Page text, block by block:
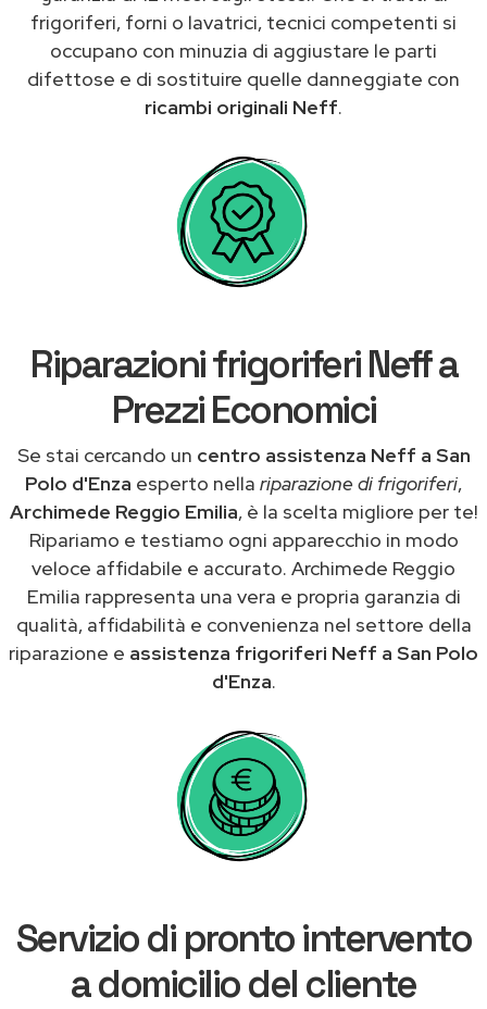
frigoriferi, forni o lavatrici, tecnici competenti si
occupano con minuzia di aggiustare le parti
difettose e di sostituire quelle danneggiate con
ricambi originali Neff.
Riparazioni frigoriferi Neff a
Prezzi Economici
Se stai cercando un centro assistenza Neff a San
Polo d'Enza esperto nella riparazione di frigoriferi,
Archimede Reggio Emilia, è la scelta migliore per te!
Ripariamo e testiamo ogni apparecchio in modo
veloce affidabile e accurato. Archimede Reggio
Emilia rappresenta una vera e propria garanzia di
qualità, affidabilità e convenienza nel settore della
riparazione e assistenza frigoriferi Neff a San Polo
d'Enza.
Servizio di pronto intervento
a domicilio del cliente